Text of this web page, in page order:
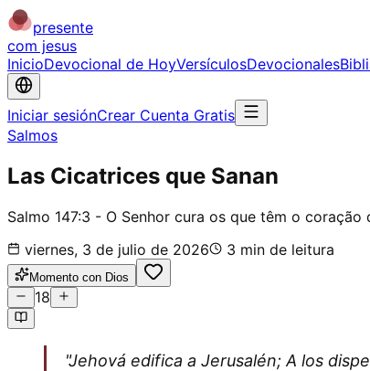
presente
com jesus
InicioDevocional de HoyVersículosDevocionales
Iniciar sesiónCrear Cuenta Gratis
Salmos
Las Cicatrices que Sanan
Salmo 147:3 - O Senhor cura os que têm o coração
viernes, 3 de julio de 2026
3 min de leitura
Momento con Dios
18
"Jehová edifica a Jerusalén; A los